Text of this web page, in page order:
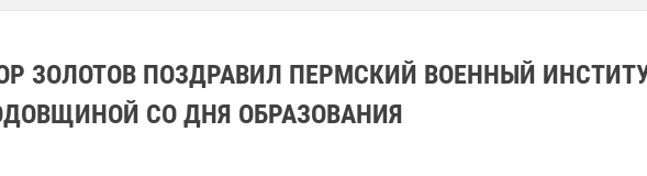
ЗОЛОТОВ ПОЗДРАВИЛ ПЕРМСКИЙ ВОЕННЫЙ
СО ДНЯ ОБРАЗОВАНИЯ